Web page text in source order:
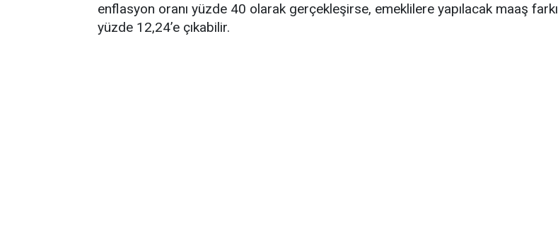
enflasyon oranı yüzde 40 olarak gerçekleşirse, emeklilere yapılacak maaş farkı
yüzde 12,24’e çıkabilir.